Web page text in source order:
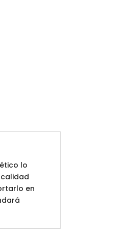
lo
en